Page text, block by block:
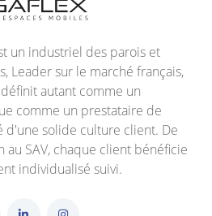
un industriel des parois et
Leader sur le marché français,
autant comme un
comme un prestataire de
d'une solide culture client. De
au SAV, chaque client bénéficie
individualisé suivi.